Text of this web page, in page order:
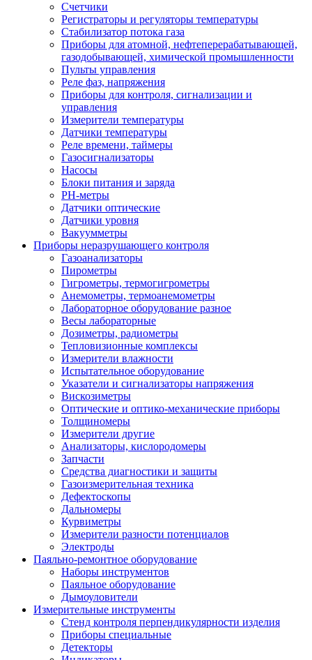
Счетчики
Регистраторы и регуляторы температуры
Стабилизатор потока газа
Приборы для атомной, нефтеперерабатывающей,
газодобывающей, химической промышленности
Пульты управления
Реле фаз, напряжения
Приборы для контроля, сигнализации и
управления
Измерители температуры
Датчики температуры
Реле времени, таймеры
Газосигнализаторы
Насосы
Блоки питания и заряда
PH-метры
Датчики оптические
Датчики уровня
Вакуумметры
Приборы неразрушающего контроля
Газоанализаторы
Пирометры
Гигрометры, термогигрометры
Анемометры, термоанемометры
Лабораторное оборудование разное
Весы лабораторные
Дозиметры, радиометры
Тепловизионные комплексы
Измерители влажности
Испытательное оборудование
Указатели и сигнализаторы напряжения
Вискозиметры
Оптические и оптико-механические приборы
Толщиномеры
Измерители другие
Анализаторы, кислородомеры
Запчасти
Средства диагностики и защиты
Газоизмерительная техника
Дефектоскопы
Дальномеры
Курвиметры
Измерители разности потенциалов
Электроды
Паяльно-ремонтное оборудование
Наборы инструментов
Паяльное оборудование
Дымоуловители
Измерительные инструменты
Стенд контроля перпендикулярности изделия
Приборы специальные
Детекторы